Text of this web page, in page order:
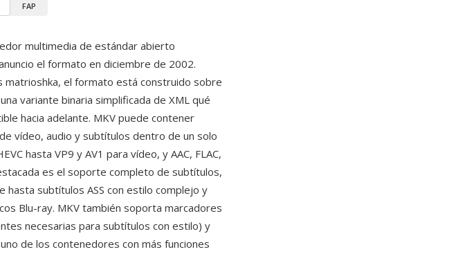
FAP
multimedia de estándar abierto
el formato en diciembre de 2002.
matrioshka, el formato está construido sobre
variante binaria simplificada de XML qué
hacia adelante. MKV puede contener
vídeo, audio y subtítulos dentro de un solo
hasta VP9 y AV1 para vídeo, y AAC, FLAC,
es el soporte completo de subtítulos,
subtítulos ASS con estilo complejo y
Blu-ray. MKV también soporta marcadores
necesarias para subtítulos con estilo) y
de los contenedores con más funciones